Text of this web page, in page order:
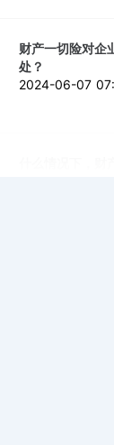
财产一切险对企
处？
2024-06-07